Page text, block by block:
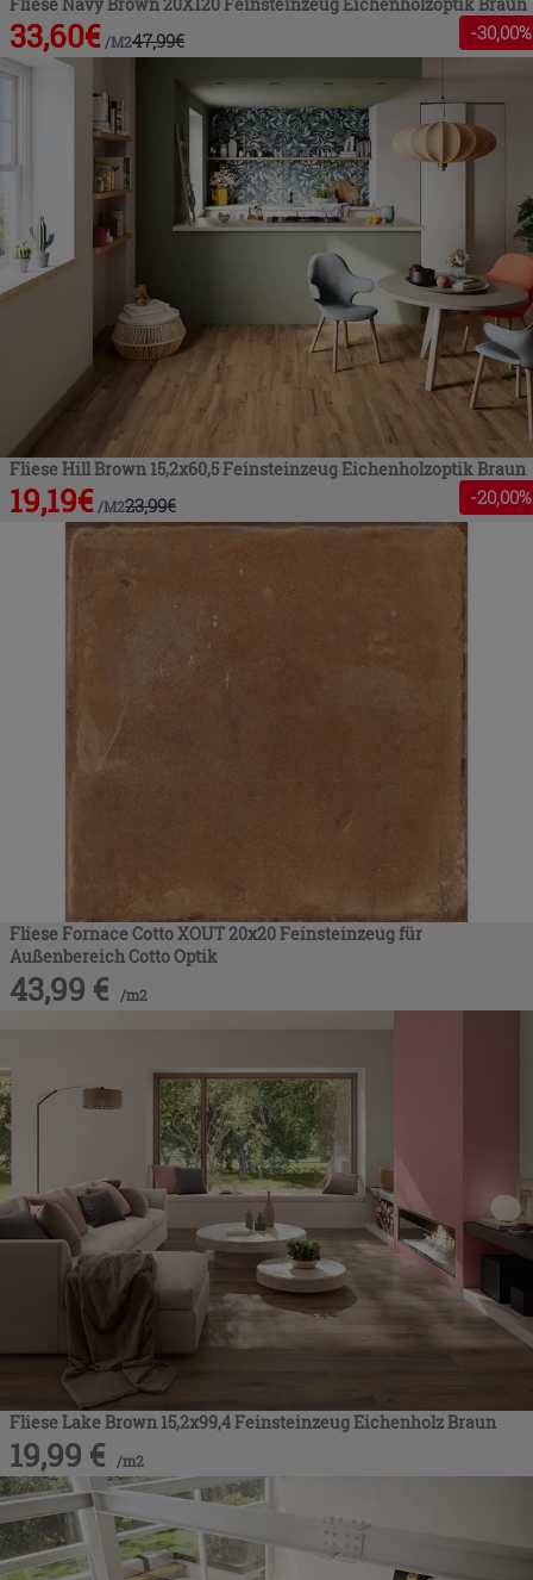
33,60€ /M247,99€ -30,00%
Fliese Hill Brown 15,2x60,5 Feinsteinzeug Eichenholzoptik Braun
19,19€ /M223,99€ -20,00%
Fliese Fornace Cotto XOUT 20x20 Feinsteinzeug für
Außenbereich Cotto Optik
43,99 € /m2
Fliese Lake Brown 15,2x99,4 Feinsteinzeug Eichenholz Braun
19,99 € /m2